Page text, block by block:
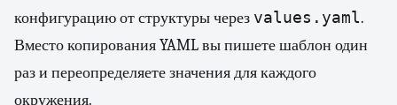
конфигурацию от структуры через values.yaml.
Вместо копирования YAML вы пишете шаблон один
раз и переопределяете значения для каждого
окружения.